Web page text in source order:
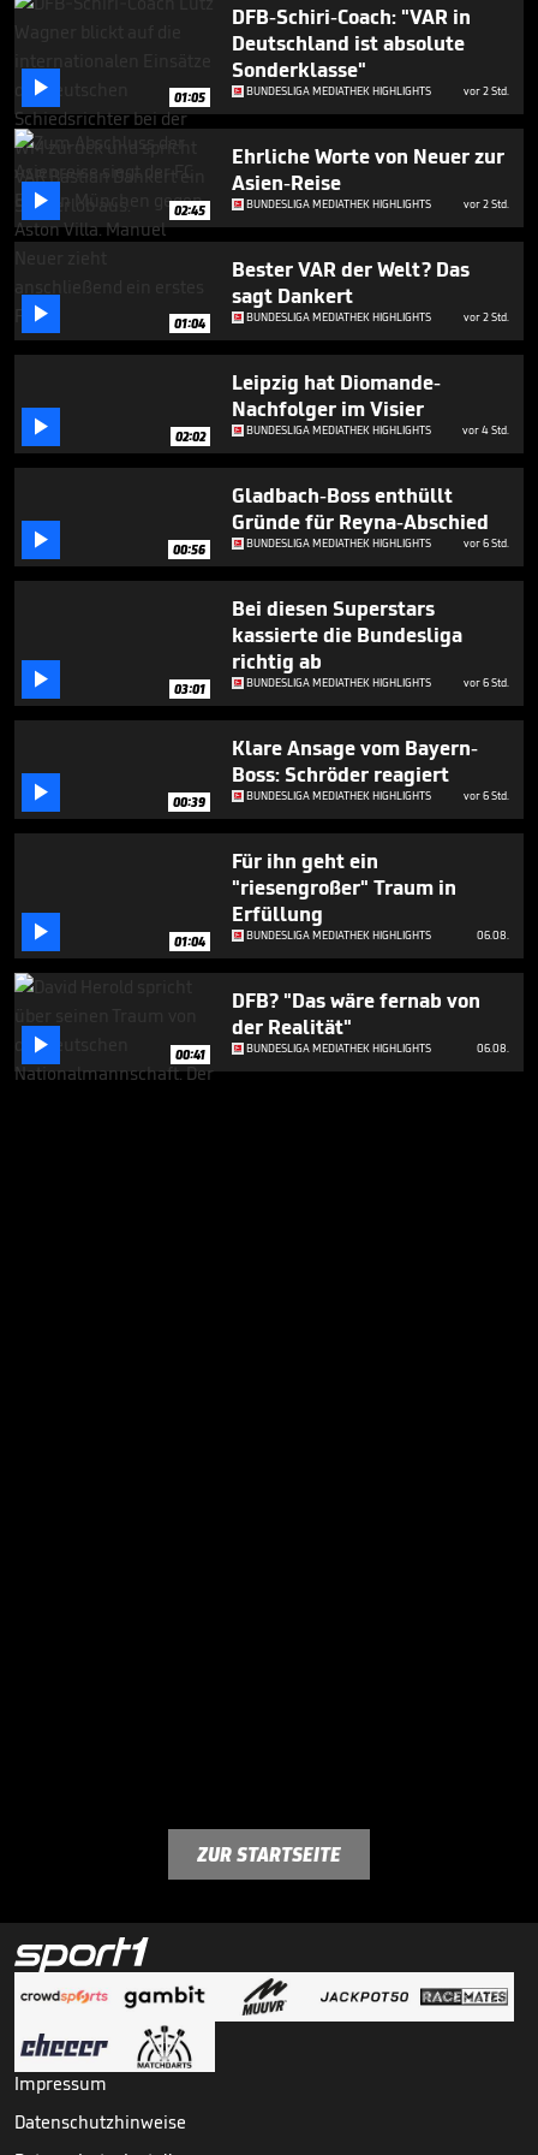
1
seconds
 01:05
DFB-Schiri-Coach: "VAR in
Deutschland ist absolute
Sonderklasse"
BUNDESLIGA MEDIATHEK HIGHLIGHTS vor 2 Std.
 02:45
Ehrliche Worte von Neuer zur
Asien-Reise
BUNDESLIGA MEDIATHEK HIGHLIGHTS vor 2 Std.
 01:04
Bester VAR der Welt? Das
sagt Dankert
BUNDESLIGA MEDIATHEK HIGHLIGHTS vor 2 Std.
 02:02
Leipzig hat Diomande-
Nachfolger im Visier
BUNDESLIGA MEDIATHEK HIGHLIGHTS vor 4 Std.
 00:56
Gladbach-Boss enthüllt
Gründe für Reyna-Abschied
BUNDESLIGA MEDIATHEK HIGHLIGHTS vor 6 Std.
 03:01
Bei diesen Superstars
kassierte die Bundesliga
richtig ab
BUNDESLIGA MEDIATHEK HIGHLIGHTS vor 6 Std.
 00:39
Klare Ansage vom Bayern-
Boss: Schröder reagiert
BUNDESLIGA MEDIATHEK HIGHLIGHTS vor 6 Std.
 01:04
Für ihn geht ein
"riesengroßer" Traum in
Erfüllung
BUNDESLIGA MEDIATHEK HIGHLIGHTS 06.08.
 00:41
DFB? "Das wäre fernab von
der Realität"
BUNDESLIGA MEDIATHEK HIGHLIGHTS 06.08.
ZUR STARTSEITE
Impressum
Datenschutzhinweise